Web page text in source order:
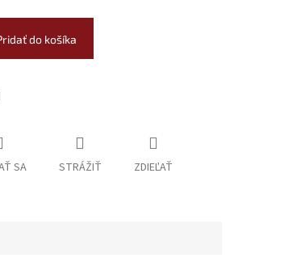
do košíka
SA STRÁŽIŤ ZDIEĽAŤ